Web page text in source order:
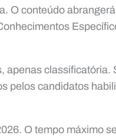
O conteúdo
apenas classificatória.
pelos candidatos
O tempo máximo